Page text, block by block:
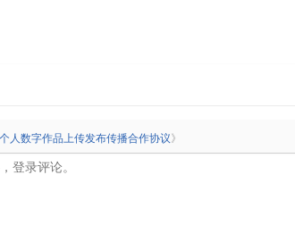
人数字作品上传发布传播合作协议》